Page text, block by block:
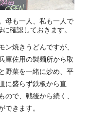
母も一人、私も一人で
確認しておきます。
焼きうどんですが、
庫佐用の製麺所から取
野菜を一緒に炒め、平
に盛らず鉄板から直
で、戦後から続く、
できます。